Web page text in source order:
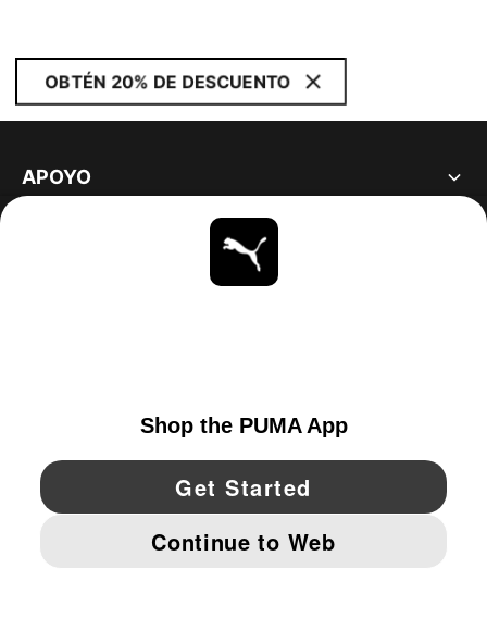
OBTÉN 20% DE DESCUENTO
APOYO
YouTube Twitter Pinterest
IMPRINT AND LEGAL DATA